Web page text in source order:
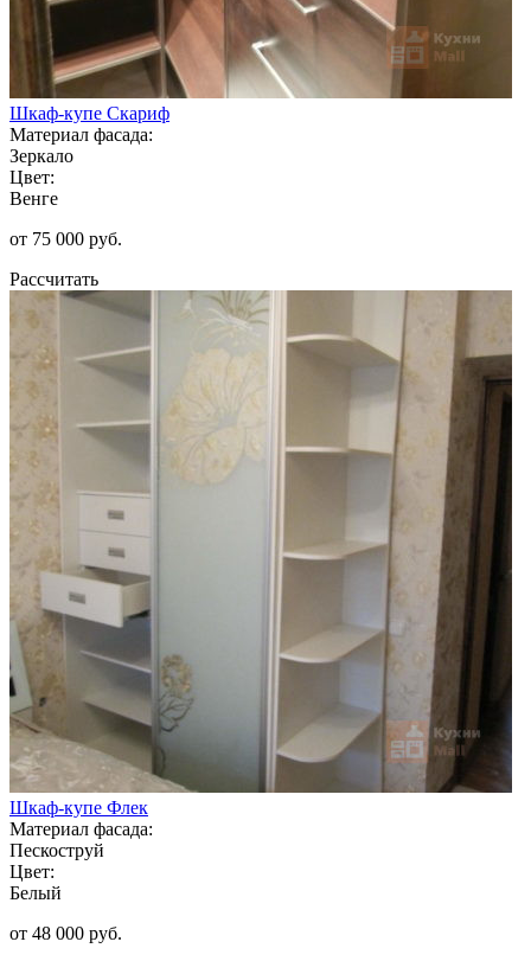
Шкаф-купе Скариф
Материал фасада:
Зеркало
Цвет:
Венге
от 75 000 руб.
Рассчитать
Шкаф-купе Флек
Материал фасада:
Пескоструй
Цвет:
Белый
от 48 000 руб.